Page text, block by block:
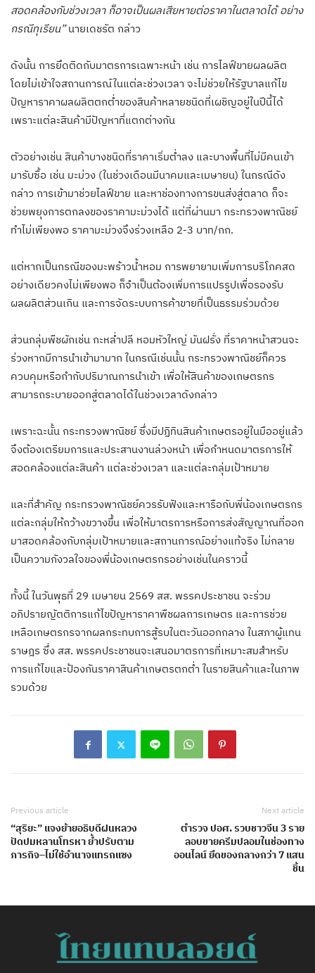
สอดคล้องกับช่วงเวลา ก็อาจเป็นผลเสียหายต่อราคาในตลาดได้ อย่าง
กรณีทุเรียน”นายเดชรัต กล่าว
ดังนั้น การยึดติดกับมาตรการเฉพาะหน้า เช่น การไลฟ์ขายผลผลิต
โดยไม่เข้าใจสถานการณ์ในแต่ละช่วงเวลา จะไม่ช่วยให้รัฐบาลแก้ไข
ปัญหาราคาผลผลิตตกต่ำของสินค้าหลายชนิดที่เผชิญอยู่ในปีนี้ได้
เพราะแต่ละสินค้ามีปัญหาที่แตกต่างกัน
ตัวอย่างเช่น สินค้าบางชนิดที่ราคาเริ่มต่ำลง และบางพื้นที่ไม่มีคนเข้า
มารับซื้อ เช่น มะม่วง (ในช่วงเดือนมีนาคมและเมษายน) ในกรณีดัง
กล่าว การเข้ามาช่วยไลฟ์ขาย และหาช่องทางการขนส่งสู่ตลาด ก็จะ
ช่วยพยุงการตกลงของราคามะม่วงได้ แต่ที่ผ่านมา กระทรวงพาณิชย์
ทำไม่เพียงพอ ราคามะม่วงจึงร่วงเหลือ 2-3 บาท/กก.
แต่หากเป็นกรณีของมะพร้าวน้ำหอม การพยายามเพิ่มการบริโภคสด
อย่างเดียวคงไม่เพียงพอ ก็จำเป็นต้องเพิ่มการแปรรูปเพื่อรองรับ
ผลผลิตส่วนเกิน และการจัดระบบการค้าขายที่เป็นธรรมร่วมด้วย
ส่วนกลุ่มพืชผักเช่น กะหล่ำปลี หอมหัวใหญ่ มันฝรั่ง ที่ราคาหน้าสวนจะ
ร่วงหากมีการนำเข้ามามาก ในกรณีเช่นนั้น กระทรวงพาณิชย์ก็ควร
ควบคุมหรือกำกับปริมาณการนำเข้า เพื่อให้สินค้าของเกษตรกร
สามารถระบายออกสู่ตลาดได้ในช่วงเวลาดังกล่าว
เพราะฉะนั้น กระทรวงพาณิชย์ ซึ่งมีปฏิทินสินค้าเกษตรอยู่ในมืออยู่แล้ว
จึงต้องเตรียมการและประสานงานล่วงหน้า เพื่อกำหนดมาตรการให้
สอดคล้องแต่ละสินค้า แต่ละช่วงเวลา และแต่ละกลุ่มเป้าหมาย
และที่สำคัญ กระทรวงพาณิชย์ควรรับฟังและหารือกับพี่น้องเกษตรกร
แต่ละกลุ่มให้กว้างขวางขึ้น เพื่อให้มาตรการหรือการส่งสัญญาณที่ออก
มาสอดคล้องกับกลุ่มเป้าหมายและสถานการณ์อย่างแท้จริง ไม่กลาย
เป็นความกังวลใจของพี่น้องเกษตรกรอย่างเช่นในคราวนี้
ทั้งนี้ ในวันพุธที่ 29 เมษายน 2569 สส. พรรคประชาชน จะร่วม
อภิปรายญัตติการแก้ไขปัญหาราคาพืชผลการเกษตร และการช่วย
เหลือเกษตรกรจากผลกระทบการสู้รบในตะวันออกกลาง ในสภาผู้แทน
ราษฎร ซึ่ง สส. พรรคประชาชนจะเสนอมาตรการที่เหมาะสมสำหรับ
การแก้ไขและป้องกันราคาสินค้าเกษตรตกต่ำ ในรายสินค้าและในภาพ
รวมด้วย
Previous article
“สุริยะ” แจงย้ายอธิบดีฝนหลวง
ปัดปมหลานโทรหา ย้ำปรับตาม
ภารกิจ–ไม่ใช้อำนาจแทรกแซง
Next article
ตำรวจ ปอศ. รวบชาวจีน 3 ราย
ลอบขายครีมปลอมในช่องทาง
ออนไลน์ ยึดของกลางกว่า 7 แสน
ชิ้น